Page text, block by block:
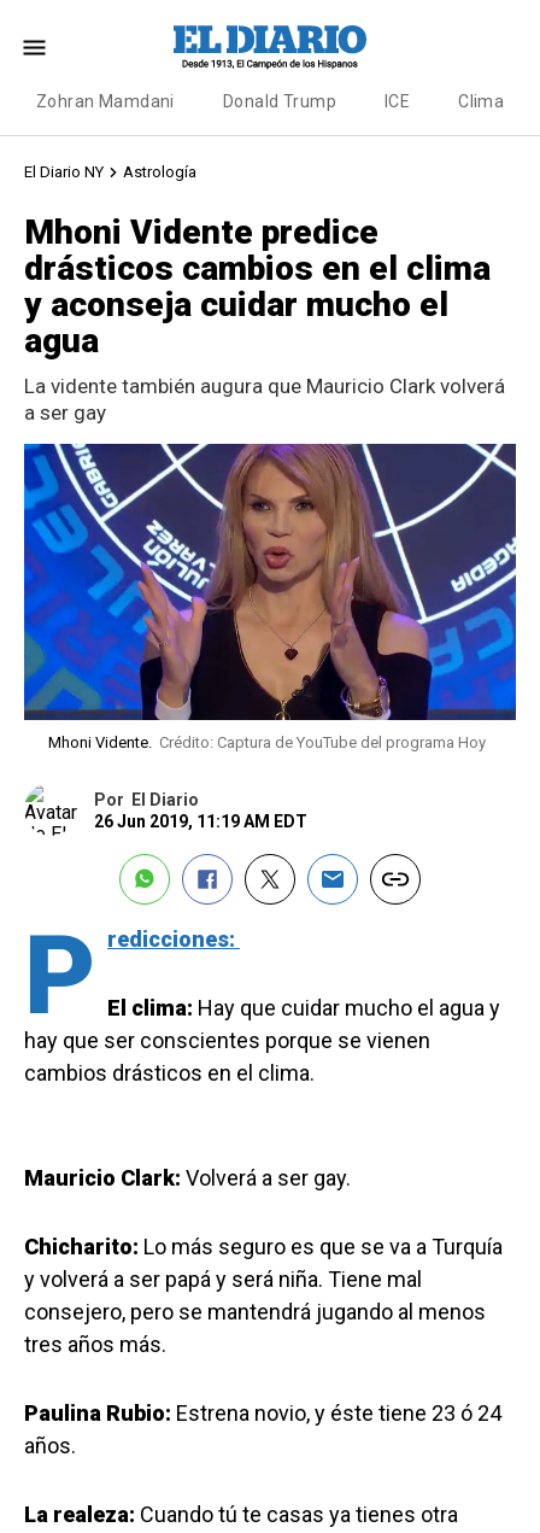
Zohran Mamdani Donald Trump ICE Clima
El Diario NY Astrología
Mhoni Vidente predice
drásticos cambios en el clima
y aconseja cuidar mucho el
agua
La vidente también augura que Mauricio Clark volverá
a ser gay
Mhoni Vidente. Crédito: Captura de YouTube del programa Hoy
Por
El Diario
26 Jun 2019, 11:19 AM EDT
P redicciones:
El clima: Hay que cuidar mucho el agua y
hay que ser conscientes porque se vienen
cambios drásticos en el clima.
Mauricio Clark: Volverá a ser gay.
Chicharito: Lo más seguro es que se va a Turquía
y volverá a ser papá y será niña. Tiene mal
consejero, pero se mantendrá jugando al menos
tres años más.
Paulina Rubio: Estrena novio, y éste tiene 23 ó 24
años.
La realeza: Cuando tú te casas ya tienes otra